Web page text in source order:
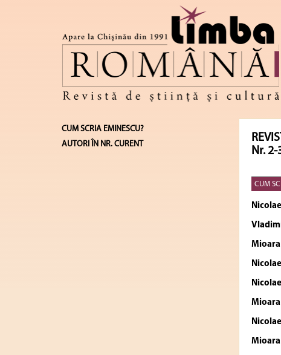
CUM SCRIA EMINESCU?
AUTORI ÎN NR. CURENT
Nr.
CUM
Mioara
Mioara
Mioara